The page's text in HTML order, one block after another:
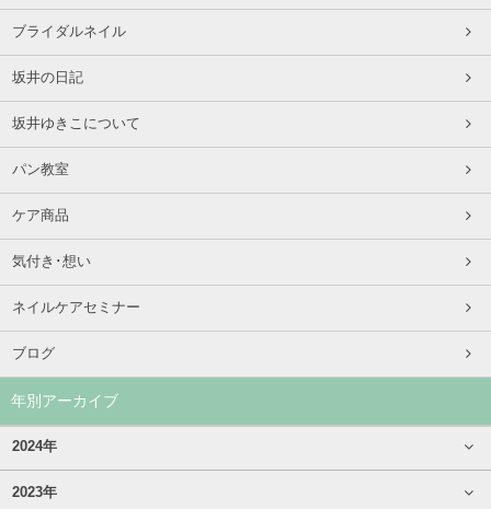
ブライダルネイル
坂井の日記
坂井ゆきこについて
パン教室
ケア商品
気付き･想い
ネイルケアセミナー
ブログ
年別アーカイブ
2024年
2023年